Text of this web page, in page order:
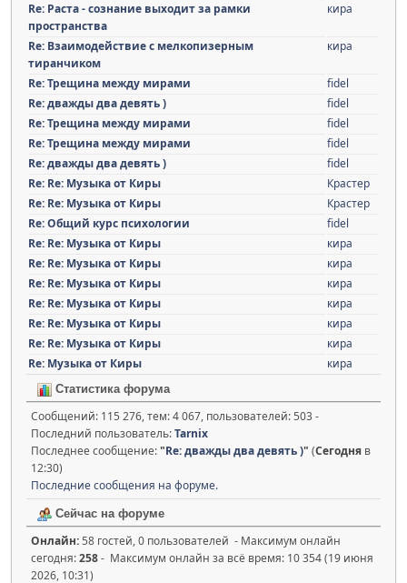
Re: Раста - сознание выходит за рамки
пространства
кира
Re: Взаимодействие с мелкопизерным
тиранчиком
кира
Re: Трещина между мирами
fidel
Re: дважды два девять )
fidel
Re: Трещина между мирами
fidel
Re: Трещина между мирами
fidel
Re: дважды два девять )
fidel
Re: Re: Музыка от Киры
Крастер
Re: Re: Музыка от Киры
Крастер
Re: Общий курс психологии
fidel
Re: Re: Музыка от Киры
кира
Re: Re: Музыка от Киры
кира
Re: Re: Музыка от Киры
кира
Re: Re: Музыка от Киры
кира
Re: Re: Музыка от Киры
кира
Re: Re: Музыка от Киры
кира
Re: Музыка от Киры
кира
Статистика форума
Сообщений: 115 276, тем: 4 067, пользователей: 503 -
Последний пользователь:Tarnix
Последнее сообщение:"Re: дважды два девять )" (Сегодня в
12:30)
Последние сообщения на форуме.
Сейчас на форуме
Онлайн:58 гостей, 0 пользователей - Максимум онлайн
сегодня:258- Максимум онлайн за всё время: 10 354 (19 июня
2026, 10:31)